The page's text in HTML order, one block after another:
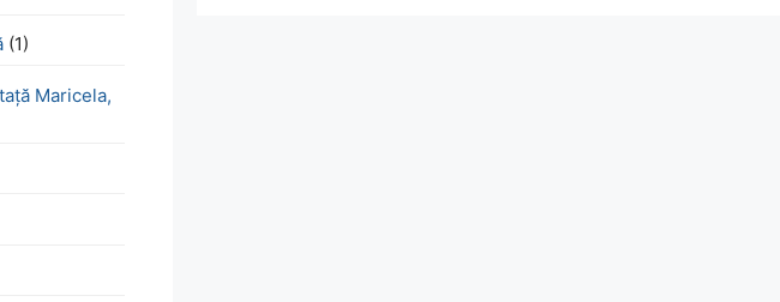
(1)
Maricela,